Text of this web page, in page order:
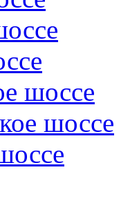
шоссе
шоссе